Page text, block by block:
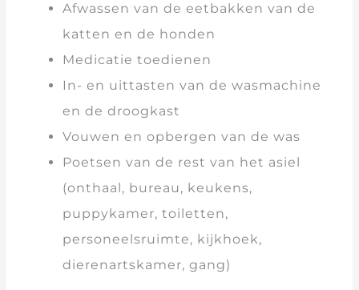
Afwassen van de eetbakken van de
katten en de honden
Medicatie toedienen
In- en uittasten van de wasmachine
en de droogkast
Vouwen en opbergen van de was
Poetsen van de rest van het asiel
(onthaal, bureau, keukens,
puppykamer, toiletten,
personeelsruimte, kijkhoek,
dierenartskamer, gang)